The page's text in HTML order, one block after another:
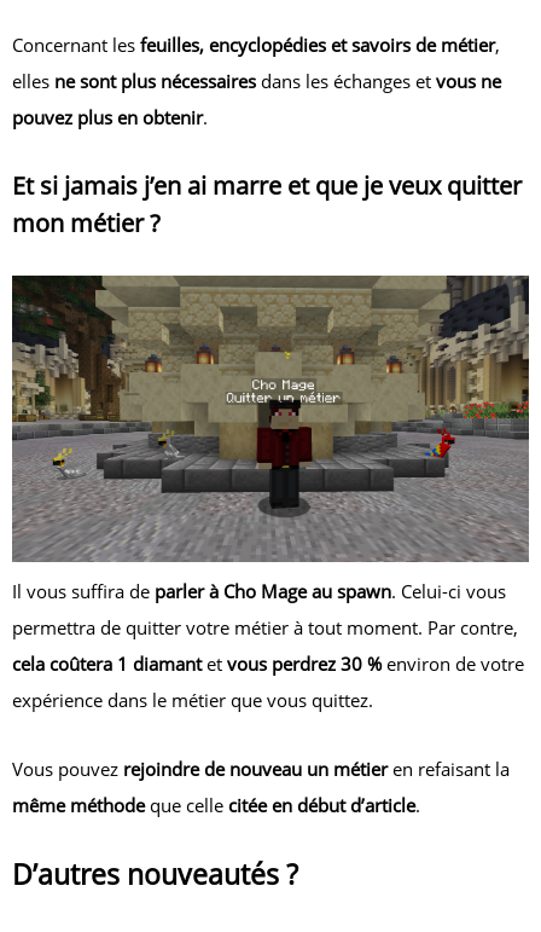
Concernant les feuilles, encyclopédies et savoirs de métier,
elles ne sont plus nécessaires dans les échanges et vous ne
pouvez plus en obtenir.
Et si jamais j’en ai marre et que je veux quitter
mon métier ?
Il vous suffira de parler à Cho Mage au spawn. Celui-ci vous
permettra de quitter votre métier à tout moment. Par contre,
cela coûtera 1 diamantet vous perdrez 30 %environ de votre
expérience dans le métier que vous quittez.
Vous pouvez rejoindre de nouveau un métieren refaisant la
même méthodeque celle citée en début d’article.
D’autres nouveautés ?